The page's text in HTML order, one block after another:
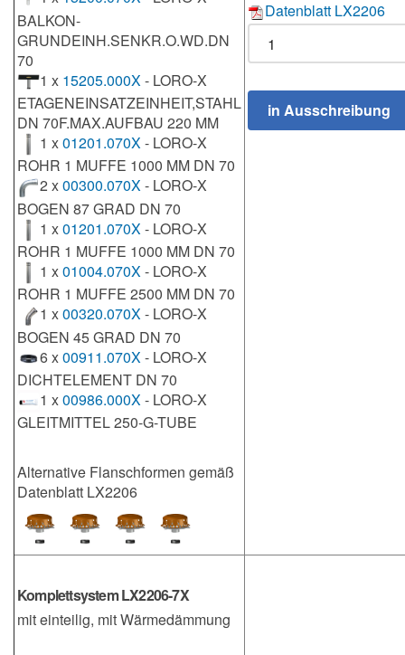
BALKON-
GRUNDEINH.SENKR.O.WD.DN
70
1 x 15205.000X- LORO-X
ETAGENEINSATZEINHEIT,STAHL
DN 70F.MAX.AUFBAU 220 MM
1 x01201.070X- LORO-X
ROHR 1 MUFFE 1000 MM DN 70
2 x00300.070X- LORO-X
BOGEN 87 GRAD DN 70
1 x01201.070X - LORO-X
ROHR 1 MUFFE 1000 MM DN 70
1 x01004.070X- LORO-X
ROHR 1 MUFFE 2500 MM DN 70
1 x00320.070X- LORO-X
BOGEN 45 GRAD DN 70
6 x00911.070X - LORO-X
DICHTELEMENT DN 70
1 x00986.000X- LORO-X
GLEITMITTEL 250-G-TUBE
Alternative Flanschformen gemäß
Datenblatt LX2206
Datenblatt LX2206
Komplettsystem LX2206-7X
mit einteilig, mit Wärmedämmung